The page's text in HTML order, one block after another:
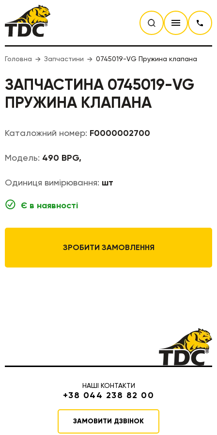
Головна Запчастини 0745019-VG Пружина клапана
ЗАПЧАСТИНА 0745019-VG
ПРУЖИНА КЛАПАНА
Каталожний номер: F0000002700
Модель: 490 BPG,
Одиниця вимірювання: шт
Є в наявності
ЗРОБИТИ ЗАМОВЛЕННЯ
НАШІ КОНТАКТИ
+38 044 238 82 00
ЗАМОВИТИ ДЗВІНОК